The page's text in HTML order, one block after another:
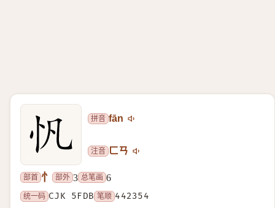
拼音 fān
注音 ㄈㄢ
部首 忄 部外 3 总笔画 6
统一码 CJK 5FDB 笔顺 442354